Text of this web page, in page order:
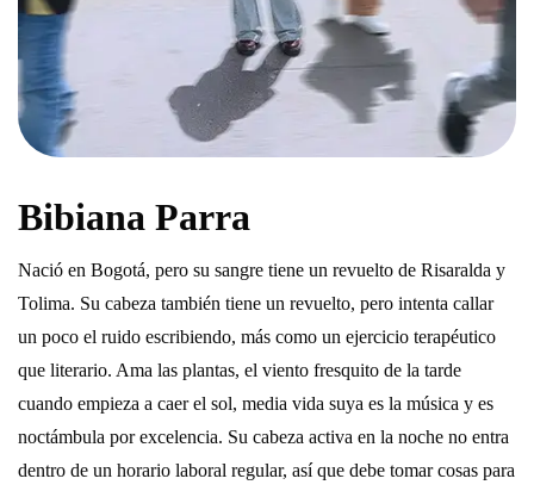
Bibiana Parra
Nació en Bogotá, pero su sangre tiene un revuelto de Risaralda y
Tolima. Su cabeza también tiene un revuelto, pero intenta callar
un poco el ruido escribiendo, más como un ejercicio terapéutico
que literario. Ama las plantas, el viento fresquito de la tarde
cuando empieza a caer el sol, media vida suya es la música y es
noctámbula por excelencia. Su cabeza activa en la noche no entra
dentro de un horario laboral regular, así que debe tomar cosas para